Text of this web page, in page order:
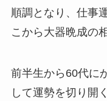
順調となり、仕事
こから大器晩成の
前半生から60代に
して運勢を切り開